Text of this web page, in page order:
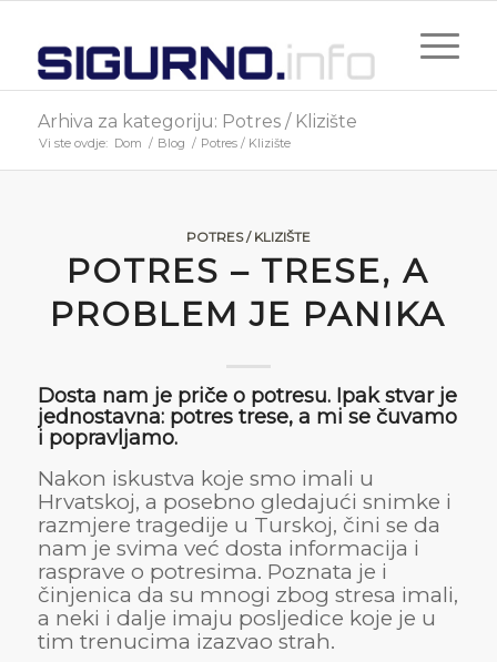
Arhiva za kategoriju: Potres / Klizište
Vi ste ovdje: Dom / Blog / Potres / Klizište
POTRES / KLIZIŠTE
POTRES – TRESE, A
PROBLEM JE PANIKA
Dosta nam je priče o potresu. Ipak stvar je
jednostavna: potres trese, a mi se čuvamo
i popravljamo.
Nakon iskustva koje smo imali u
Hrvatskoj, a posebno gledajući snimke i
razmjere tragedije u Turskoj, čini se da
nam je svima već dosta informacija i
rasprave o potresima. Poznata je i
činjenica da su mnogi zbog stresa imali,
a neki i dalje imaju posljedice koje je u
tim trenucima izazvao strah.